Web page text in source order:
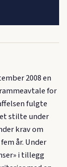
2008 en
for
fulgte
stilte under
krav om
år. Under
i tillegg